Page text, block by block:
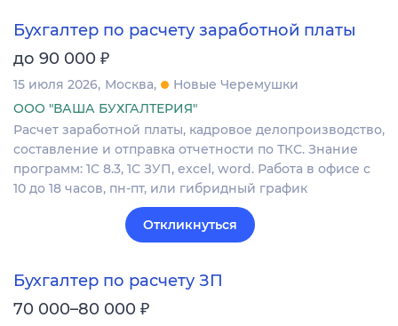
Бухгалтер по расчету заработной платы
до 90 000 ₽
15 июля 2026 Москва
Новые Черемушки
ООО "ВАША БУХГАЛТЕРИЯ"
Расчет заработной платы, кадровое делопроизводство,
составление и отправка отчетности по ТКС. Знание
программ: 1С 8.3, 1С ЗУП, excel, word. Работа в офисе с
10 до 18 часов, пн-пт, или гибридный график
Откликнуться
Бухгалтер по расчету ЗП
70 000–80 000 ₽